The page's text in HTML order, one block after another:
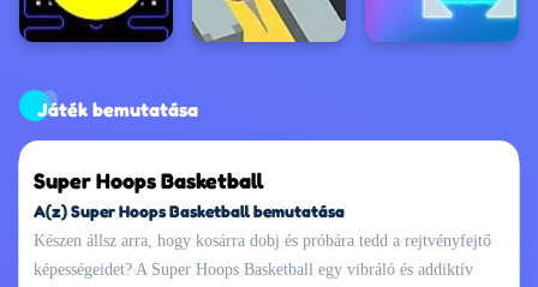
Játék bemutatása
Super Hoops Basketball
A(z) Super Hoops Basketball bemutatása
Készen állsz arra, hogy kosárra dobj és próbára tedd a rejtvényfejtő
képességeidet? A Super Hoops Basketball egy vibráló és addiktív